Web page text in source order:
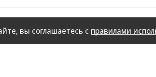
вы соглашаетесь с правилами